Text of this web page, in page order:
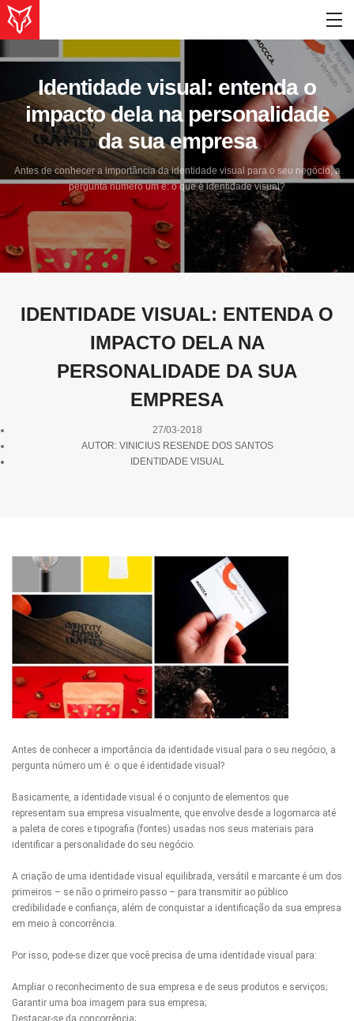
Identidade visual: entenda o
impacto dela na personalidade
da sua empresa
Antes de conhecer a importância da identidade visual para o seu negócio, a
pergunta número um é: o que é identidade visual?
IDENTIDADE VISUAL: ENTENDA O
IMPACTO DELA NA
PERSONALIDADE DA SUA
EMPRESA
27/03-2018
AUTOR: VINICIUS RESENDE DOS SANTOS
IDENTIDADE VISUAL
Antes de conhecer a importância da identidade visual para o seu negócio, a
pergunta número um é: o que é identidade visual?
Basicamente, a identidade visual é o conjunto de elementos que
representam sua empresa visualmente, que envolve desde a logomarca até
a paleta de cores e tipografia (fontes) usadas nos seus materiais para
identificar a personalidade do seu negócio.
A criação de uma identidade visual equilibrada, versátil e marcante é um dos
primeiros – se não o primeiro passo – para transmitir ao público
credibilidade e confiança, além de conquistar a identificação da sua empresa
em meio à concorrência.
Por isso, pode-se dizer que você precisa de uma identidade visual para:
Ampliar o reconhecimento de sua empresa e de seus produtos e serviços;
Garantir uma boa imagem para sua empresa;
Destacar-se da concorrência;